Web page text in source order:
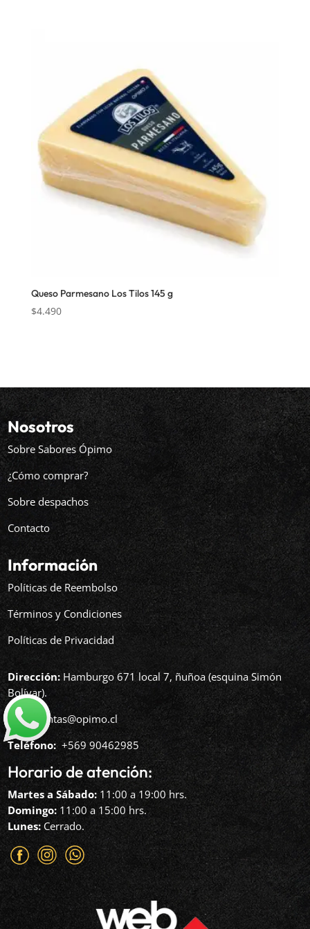
Queso Parmesano Los Tilos 145 g
$4.490
Nosotros
Sobre Sabores Ópimo
¿Cómo comprar?
Sobre despachos
Contacto
Información
Políticas de Reembolso
Términos y Condiciones
Políticas de Privacidad
Dirección: Hamburgo 671 local 7, ñuñoa (esquina Simón
Bolívar).
Mail: ventas@opimo.cl
Teléfono: ‪+569 90462985‬
Horario de atención:
Martes a Sábado: 11:00 a 19:00 hrs.
Domingo: 11:00 a 15:00 hrs.
Lunes: Cerrado.